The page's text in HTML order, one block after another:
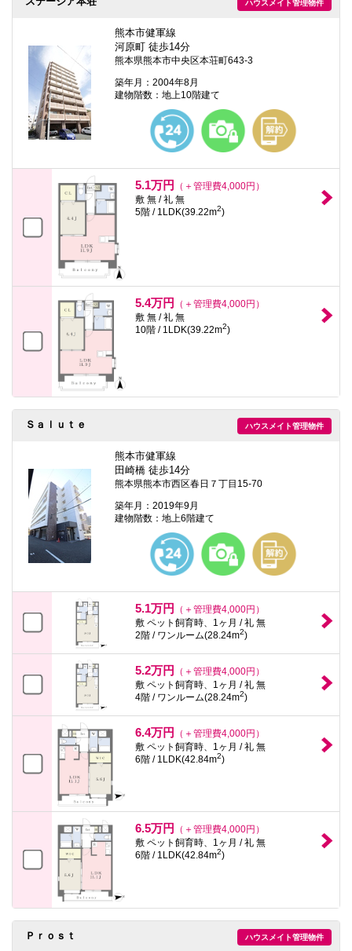
ハウスメイト管理物件
熊本市健軍線
河原町 徒歩14分
熊本県熊本市中央区本荘町643-3
築年月：2004年8月
建物階数：地上10階建て
5.1万円
（＋管理費4,000円）
敷 無 / 礼 無
5階 / 1LDK(39.22m2)
5.4万円
（＋管理費4,000円）
敷 無 / 礼 無
10階 / 1LDK(39.22m2)
ハウスメイト管理物件
Ｓａｌｕｔｅ
熊本市健軍線
田崎橋 徒歩14分
熊本県熊本市西区春日７丁目15-70
築年月：2019年9月
建物階数：地上6階建て
5.1万円
（＋管理費4,000円）
敷 ペット飼育時、1ヶ月 / 礼 無
2階 / ワンルーム(28.24m2)
5.2万円
（＋管理費4,000円）
敷 ペット飼育時、1ヶ月 / 礼 無
4階 / ワンルーム(28.24m2)
6.4万円
（＋管理費4,000円）
敷 ペット飼育時、1ヶ月 / 礼 無
6階 / 1LDK(42.84m2)
6.5万円
（＋管理費4,000円）
敷 ペット飼育時、1ヶ月 / 礼 無
6階 / 1LDK(42.84m2)
ハウスメイト管理物件
Ｐｒｏｓｔ